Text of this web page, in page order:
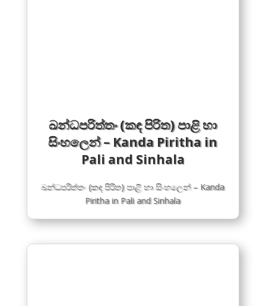
ඛන්ධපරිත්තං (කඳ පිරිත) පාළි හා
සිංහලෙන් – Kanda Piritha in
Pali and Sinhala
ඛන්ධපරිත්තං (කඳ පිරිත) පාළි හා සිංහලෙන් – Kanda